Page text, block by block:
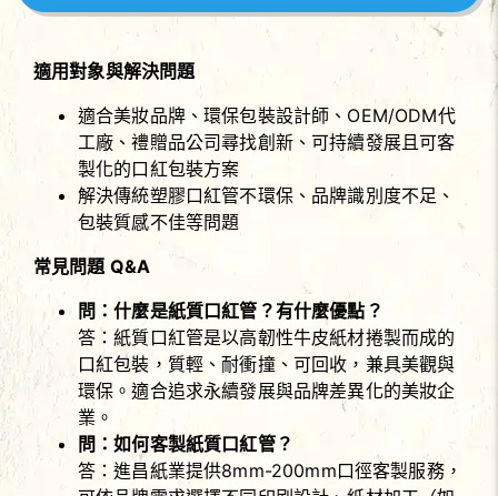
適用對象與解決問題
適合美妝品牌、環保包裝設計師、OEM/ODM代
工廠、禮贈品公司尋找創新、可持續發展且可客
製化的口紅包裝方案
解決傳統塑膠口紅管不環保、品牌識別度不足、
包裝質感不佳等問題
常見問題 Q&A
問：什麼是紙質口紅管？有什麼優點？
答：紙質口紅管是以高韌性牛皮紙材捲製而成的
口紅包裝，質輕、耐衝撞、可回收，兼具美觀與
環保。適合追求永續發展與品牌差異化的美妝企
業。
問：如何客製紙質口紅管？
答：進昌紙業提供8mm-200mm口徑客製服務，